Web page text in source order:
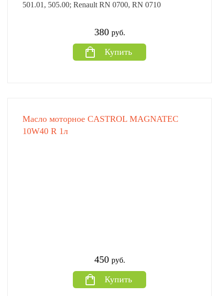
501.01, 505.00; Renault RN 0700, RN 0710
380 руб.
Купить
Масло моторное CASTROL MAGNATEC
10W40 R 1л
450 руб.
Купить